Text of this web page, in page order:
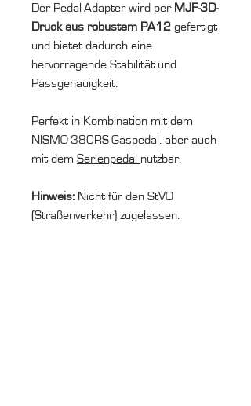
Der Pedal-Adapter wird per MJF-3D-
Druck aus robustem PA12 gefertigt
und bietet dadurch eine
hervorragende Stabilität und
Passgenauigkeit.
Perfekt in Kombination mit dem
NISMO-380RS-Gaspedal, aber auch
mit dem Serienpedal nutzbar.
Hinweis: Nicht für den StVO
(Straßenverkehr) zugelassen.